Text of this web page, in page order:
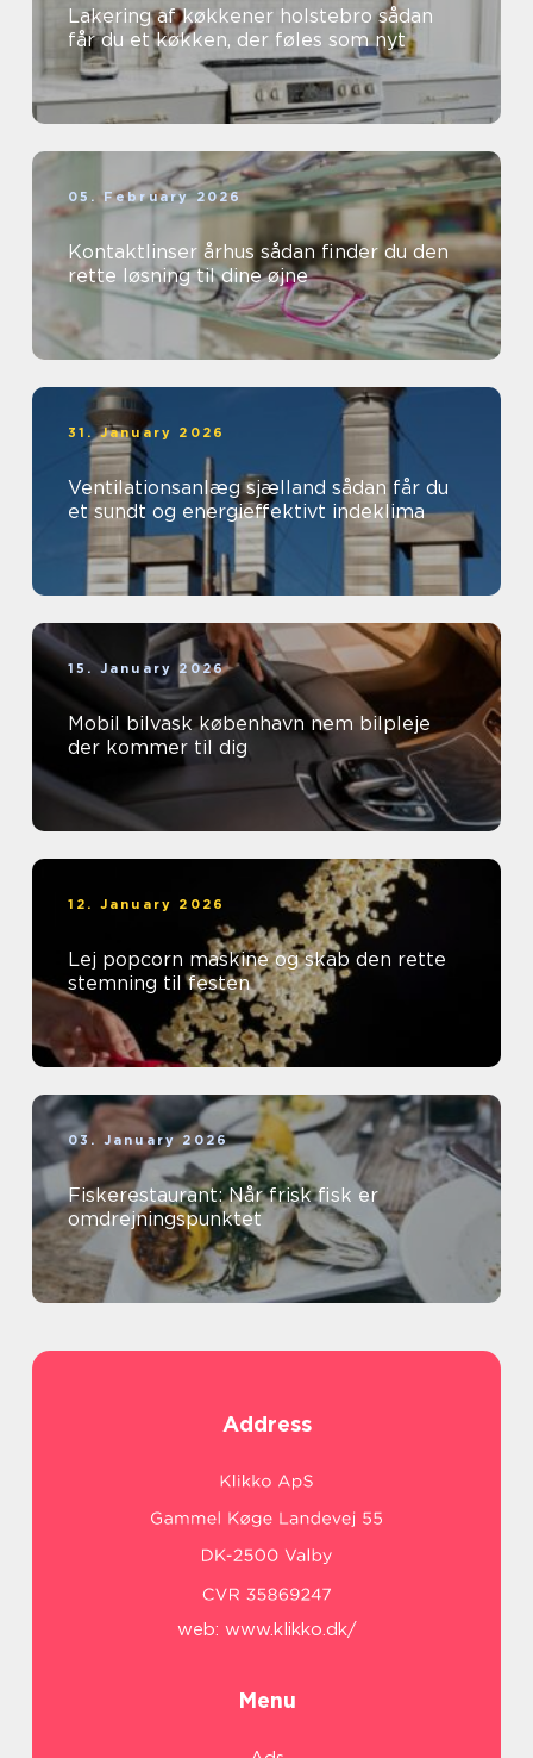
Lakering af køkkener holstebro sådan
får du et køkken, der føles som nyt
05. February 2026
Kontaktlinser århus sådan finder du den
rette løsning til dine øjne
31. January 2026
Ventilationsanlæg sjælland sådan får du
et sundt og energieffektivt indeklima
15. January 2026
Mobil bilvask københavn nem bilpleje
der kommer til dig
12. January 2026
Lej popcorn maskine og skab den rette
stemning til festen
03. January 2026
Fiskerestaurant: Når frisk fisk er
omdrejningspunktet
Address
web: www.klikko.dk/
Menu